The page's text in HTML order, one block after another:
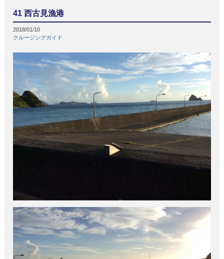
41 西古見漁港
2018/01/10
クルージングガイド